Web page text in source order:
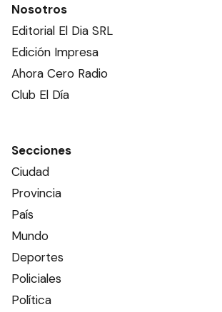
Nosotros
Editorial El Dia SRL
Edición Impresa
Ahora Cero Radio
Club El Día
Secciones
Ciudad
Provincia
País
Mundo
Deportes
Policiales
Política